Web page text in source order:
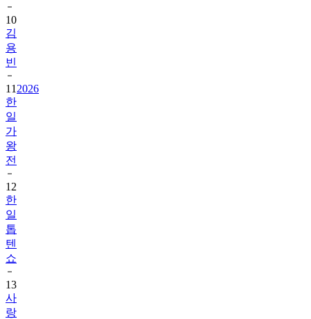
10
김
용
빈
11 2026
한
일
가
왕
전
12
한
일
톱
텐
쇼
13
사
랑